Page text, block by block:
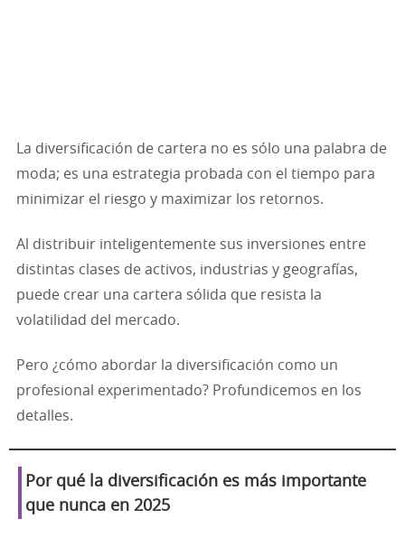
La diversificación de cartera no es sólo una palabra de
moda; es una estrategia probada con el tiempo para
minimizar el riesgo y maximizar los retornos.
Al distribuir inteligentemente sus inversiones entre
distintas clases de activos, industrias y geografías,
puede crear una cartera sólida que resista la
volatilidad del mercado.
Pero ¿cómo abordar la diversificación como un
profesional experimentado? Profundicemos en los
detalles.
Por qué la diversificación es más importante
que nunca en 2025